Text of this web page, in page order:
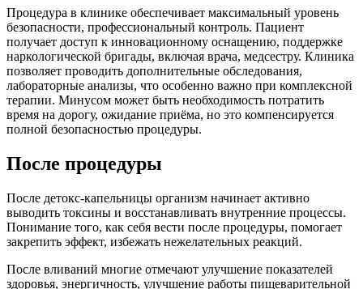
Процедура в клинике обеспечивает максимальный уровень
безопасности, профессиональный контроль. Пациент
получает доступ к инновационному оснащению, поддержке
наркологической бригады, включая врача, медсестру. Клиника
позволяет проводить дополнительные обследования,
лабораторные анализы, что особенно важно при комплексной
терапии. Минусом может быть необходимость потратить
время на дорогу, ожидание приёма, но это компенсируется
полной безопасностью процедуры.
После процедуры
После детокс-капельницы организм начинает активно
выводить токсины и восстанавливать внутренние процессы.
Понимание того, как себя вести после процедуры, помогает
закрепить эффект, избежать нежелательных реакций.
После вливаний многие отмечают улучшение показателей
здоровья, энергичность, улучшение работы пищеварительной